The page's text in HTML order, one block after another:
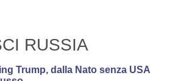
RUSSIA
Trump, dalla Nato senza USA